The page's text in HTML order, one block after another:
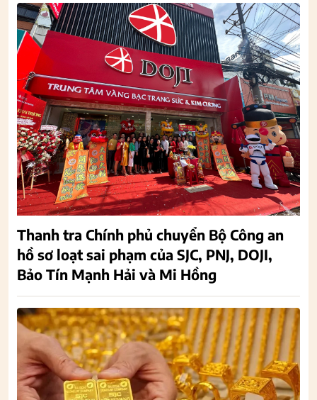
Thanh tra Chính phủ chuyển Bộ Công an
hồ sơ loạt sai phạm của SJC, PNJ, DOJI,
Bảo Tín Mạnh Hải và Mi Hồng